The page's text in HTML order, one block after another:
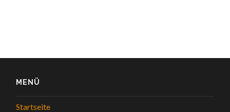
MENÜ
Startseite